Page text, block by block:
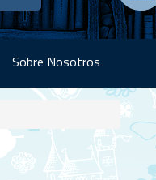
Sobre Nosotros